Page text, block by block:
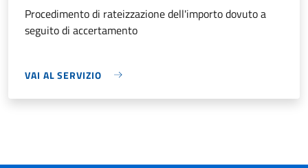
Procedimento di rateizzazione dell'importo dovuto a
seguito di accertamento
VAI AL SERVIZIO